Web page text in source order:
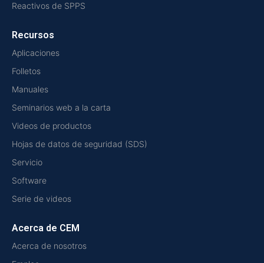
Reactivos de SPPS
Recursos
Aplicaciones
Folletos
Manuales
Seminarios web a la carta
Videos de productos
Hojas de datos de seguridad (SDS)
Servicio
Software
Serie de videos
Acerca de CEM
Acerca de nosotros